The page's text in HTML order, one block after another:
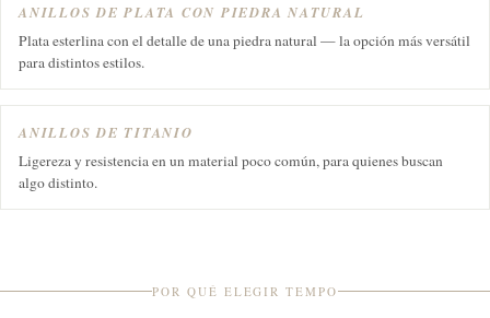
ANILLOS DE PLATA CON PIEDRA NATURAL
Plata esterlina con el detalle de una piedra natural — la opción más versátil
para distintos estilos.
ANILLOS DE TITANIO
Ligereza y resistencia en un material poco común, para quienes buscan
algo distinto.
POR QUÉ ELEGIR TEMPO